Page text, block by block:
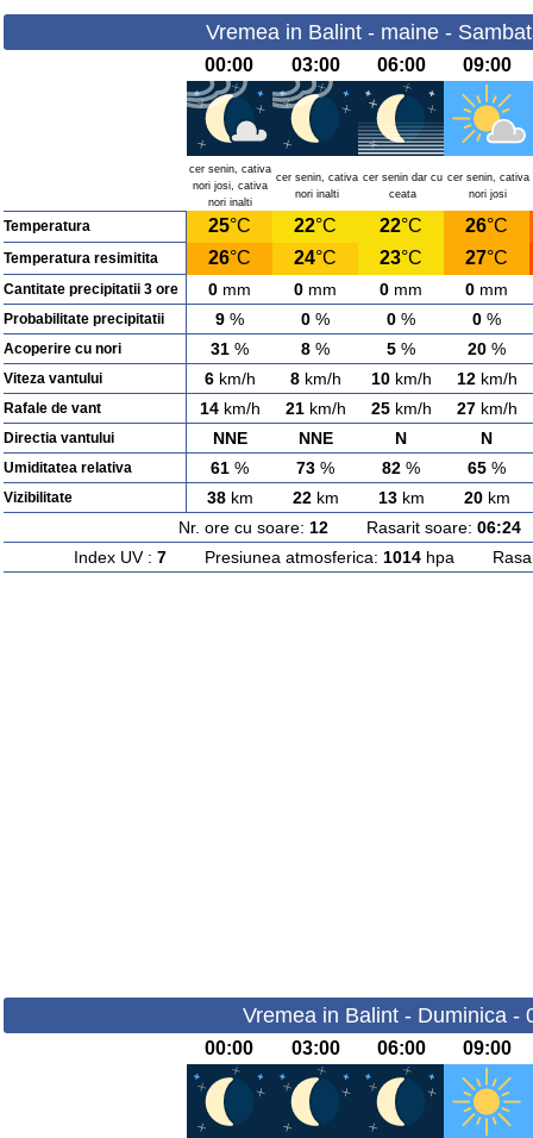
Vremea in Balint - maine -
00:00 03:00 06:00 09:00
cer senin, cativa
nori josi, cativa
nori inalti
cer senin, cativa
nori inalti
cer senin dar cu
ceata
cer senin, cativa
nori josi
Temperatura 25°C 22°C 22°C 26°C
Temperatura resimitita 26°C 24°C 23°C 27°C
Cantitate precipitatii 3 ore 0 mm 0 mm 0 mm 0 mm
Probabilitate precipitatii 9 % 0 % 0 % 0 %
Acoperire cu nori 31 % 8 % 5 % 20 %
Viteza vantului 6km/h 8km/h 10km/h 12km/h
Rafale de vant 14km/h 21km/h 25km/h 27km/h
Directia vantului NNE NNE N N
Umiditatea relativa 61 % 73 % 82 % 65 %
Vizibilitate 38km 22km 13km 20km
Nr. ore cu soare: 12Rasarit soare: 06:24
Index UV : 7Presiunea atmosferica: 1014hpa
Vremea in Balint - Duminica -
00:00 03:00 06:00 09:00